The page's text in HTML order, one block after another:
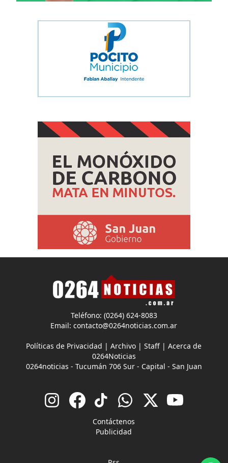
Teléfono: (0264) 624-8083
Email:contacto@0264noticias.com.ar
Políticas de Privacidad |Archivo |Staff |Acerca de
0264Noticias
0264noticias - Tucumán 706 Sur - Capital - San Juan
Contáctenos
Publicidad